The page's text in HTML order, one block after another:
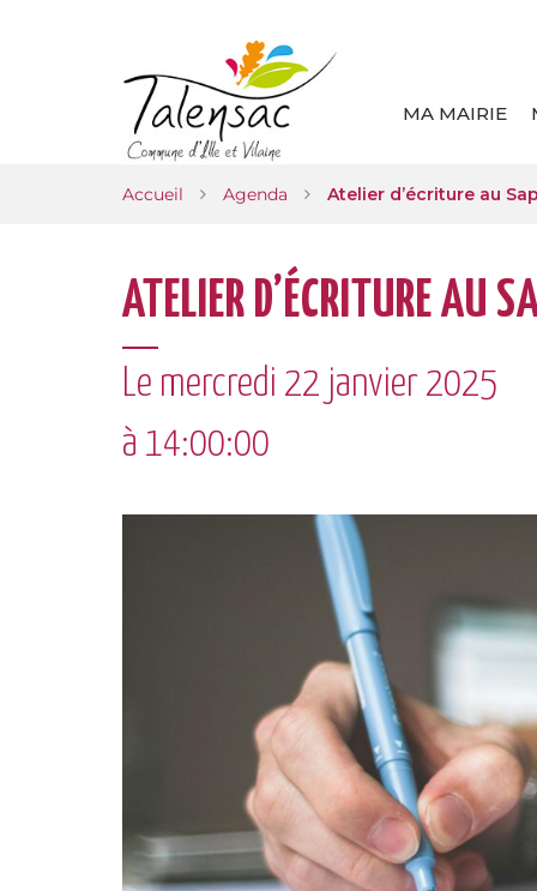
MA MAIRIE
Accueil Agenda Atelier d’écriture au
ATELIER D’ÉCRITURE AU
Le mercredi 22 janvier 2025
à 14:00:00